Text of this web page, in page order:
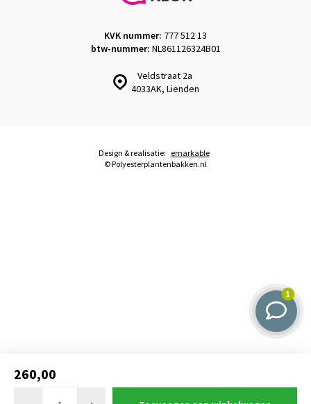
260,00
Veldstraat 2a
4033AK, Lienden
KVK nummer: 777 512 13
btw-nummer: NL861126324B01
© Polyesterplantenbakken.nl
Design & realisatie: emarkable